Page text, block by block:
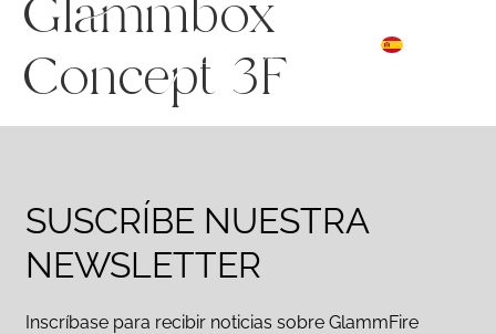
Glammbox
Concept 3F
SUSCRÍBE NUESTRA
NEWSLETTER
Inscríbase para recibir noticias sobre GlammFire